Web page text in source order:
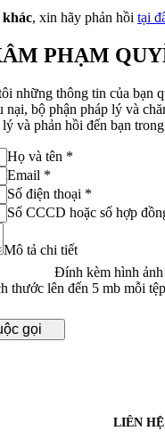
, xin hãy phản hồi tại
PHẠM
những thông tin của bạn
bộ phận pháp lý và
và phản hồi đến bạn
Họ và tên *
Email *
Số điện thoại *
Số CCCD hoặc số hợp
Mô tả chi tiết
Đính kèm hình ảnh
thước lên đến 5 mb mỗi tệp
gọi
LIÊN HỆ